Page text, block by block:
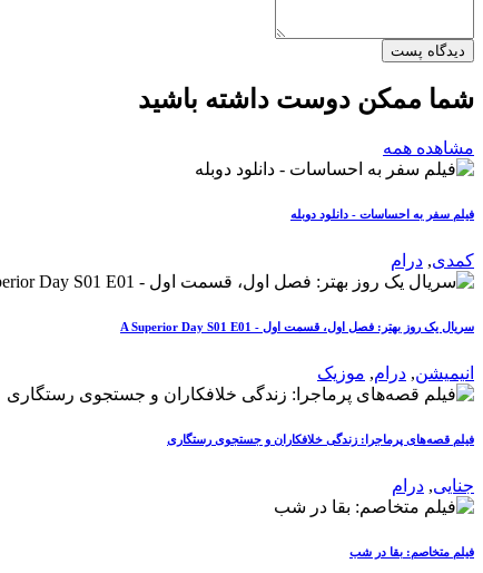
دیدگاه پست
شما ممکن دوست داشته باشید
مشاهده همه
فیلم سفر به احساسات - دانلود دوبله
کمدی, درام
سریال یک روز بهتر: فصل اول، قسمت اول - A Superior Day S01 E01
انیمیشن, درام, موزیک
فیلم قصه‌های پرماجرا: زندگی خلافکاران و جستجوی رستگاری
جنایی, درام
فیلم متخاصم: بقا در شب